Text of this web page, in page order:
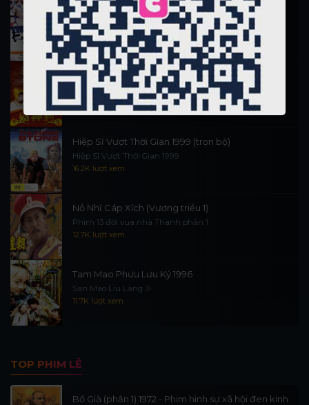
Thi Công Kỳ Án 1997
施公奇案 1997
90K lượt xem
Thần Tài Đến 1999
Thần Tài Truyền Kỳ 1999
16.5K lượt xem
Hiệp Sĩ Vượt Thời Gian 1999 (trọn bộ)
Hiệp Sĩ Vượt Thời Gian 1999
16.2K lượt xem
Nỗ Nhĩ Cáp Xích (Vương triều 1)
Phim 13 đời vua nhà Thanh phần 1
12.7K lượt xem
Tam Mao Phưu Lưu Ký 1996
San Mao Liu Lang Ji
11.7K lượt xem
TOP PHIM LẺ
Bố Già (phần 1) 1972 - Phim hình sự xã hội đen kinh